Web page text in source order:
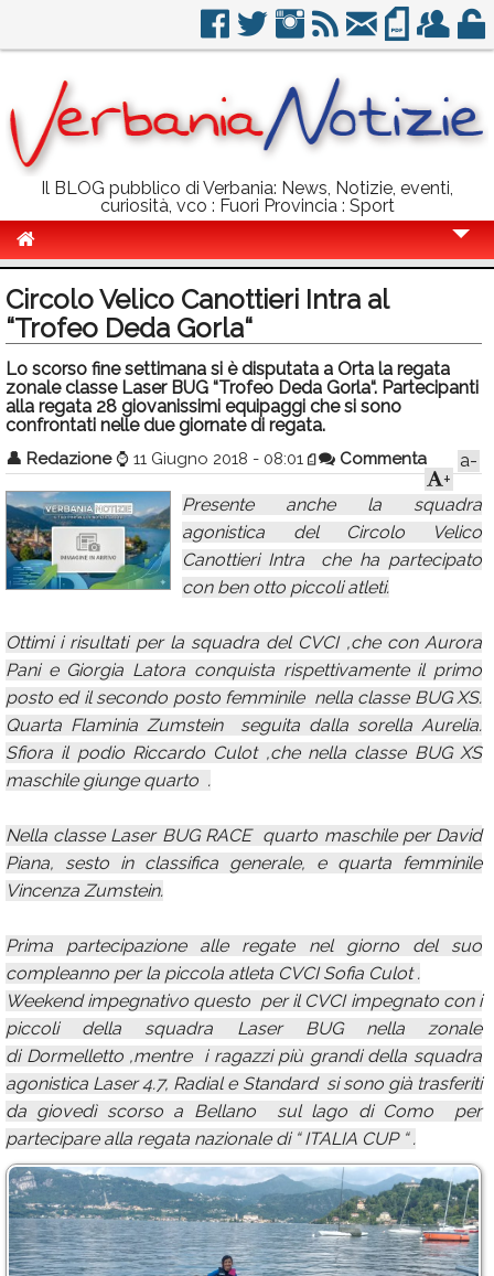
Il BLOG pubblico di Verbania: News, Notizie, eventi,
curiosità, vco : Fuori Provincia : Sport
Politica
Sport
Eventi
Calendario
Annunci
Circolo Velico Canottieri Intra al
“Trofeo Deda Gorla“
Lo scorso fine settimana si è disputata a Orta la regata
zonale classe Laser BUG “Trofeo Deda Gorla“. Partecipanti
alla regata 28 giovanissimi equipaggi che si sono
confrontati nelle due giornate di regata.
👤 Redazione ⌚ 11 Giugno 2018 - 08:01 Commenta
a-
+
Presente anche la squadra
agonistica del Circolo Velico
Canottieri Intra che ha partecipato
con ben otto piccoli atleti.
Ottimi i risultati per la squadra del CVCI ,che con Aurora
Pani e Giorgia Latora conquista rispettivamente il primo
posto ed il secondo posto femminile nella classe BUG XS.
Quarta Flaminia Zumstein seguita dalla sorella Aurelia.
Sfiora il podio Riccardo Culot ,che nella classe BUG XS
maschile giunge quarto .
Nella classe Laser BUG RACE quarto maschile per David
Piana, sesto in classifica generale, e quarta femminile
Vincenza Zumstein.
Prima partecipazione alle regate nel giorno del suo
compleanno per la piccola atleta CVCI Sofia Culot .
Weekend impegnativo questo per il CVCI impegnato con i
piccoli della squadra Laser BUG nella zonale
di Dormelletto ,mentre i ragazzi più grandi della squadra
agonistica Laser 4.7, Radial e Standard si sono già trasferiti
da giovedì scorso a Bellano sul lago di Como per
partecipare alla regata nazionale di “ ITALIA CUP “ .